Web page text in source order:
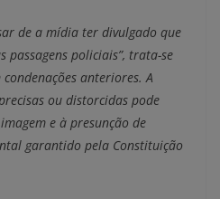
de a mídia ter divulgado que
passagens policiais”, trata-se
anteriores. A
ou distorcidas pode
e à presunção de
garantido pela Constituição